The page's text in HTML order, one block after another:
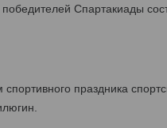
Спартакиады
праздника